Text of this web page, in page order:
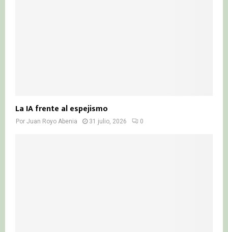
La IA frente al espejismo
Por Juan Royo Abenia 31 julio, 2026 0